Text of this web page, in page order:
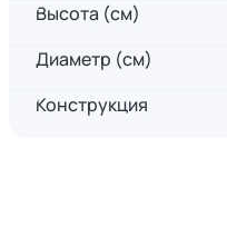
Высота (см)
Диаметр (см)
Конструкция